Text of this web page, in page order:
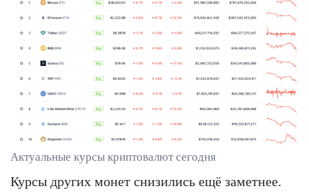
Актуальные курсы криптовалют сегодня
Курсы других монет снизились ещё заметнее.